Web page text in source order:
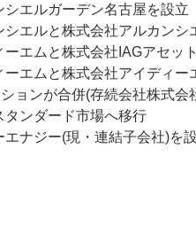
シエルガーデン名古屋を設立
シエルと株式会社アルカン
ーエムと株式会社IAGアセッ
ーエムと株式会社アイディ
ョンが合併(存続会社株式会
タンダード市場へ移行
ナジー(現・連結子会社)を